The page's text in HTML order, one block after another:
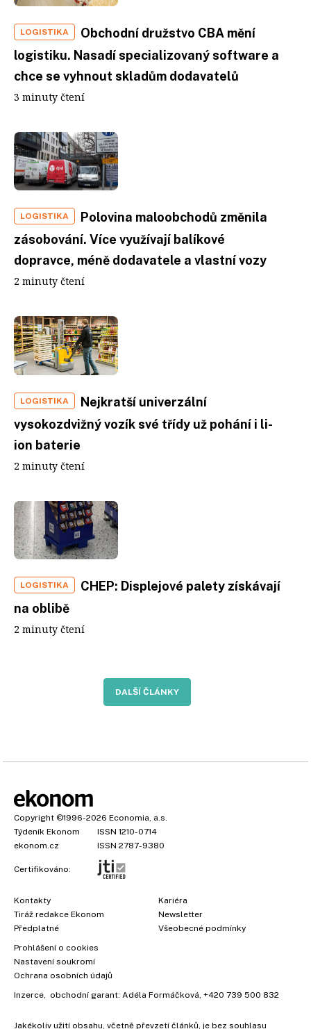
LOGISTIKA
Obchodní družstvo CBA mění
logistiku. Nasadí specializovaný software a
chce se vyhnout skladům dodavatelů
3 minuty čtení
LOGISTIKA
Polovina maloobchodů změnila
zásobování. Více využívají balíkové
dopravce, méně dodavatele a vlastní vozy
2 minuty čtení
LOGISTIKA
Nejkratší univerzální
vysokozdvižný vozík své třídy už pohání i li-
ion baterie
2 minuty čtení
LOGISTIKA
CHEP: Displejové palety získávají
na oblibě
2 minuty čtení
DALŠÍ ČLÁNKY
Copyright ©1996-2026 Economia, a.s.
Týdeník Ekonom
ISSN 1210-0714
ekonom.cz
ISSN 2787-9380
Certifikováno:
Kontakty
Tiráž redakce Ekonom
Předplatné
Kariéra
Newsletter
Všeobecné podmínky
Prohlášení o cookies
Nastavení soukromí
Ochrana osobních údajů
Inzerce, obchodní garant: Adéla Formáčková, +420 739 500 832
Jakékoliv užití obsahu, včetně převzetí článků, je bez souhlasu